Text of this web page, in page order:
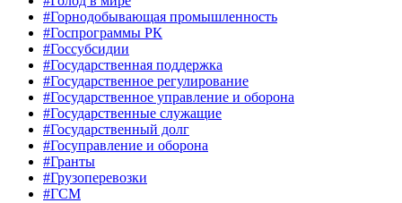
#Горнодобывающая промышленность
#Госпрограммы РК
#Госсубсидии
#Государственная поддержка
#Государственное регулирование
#Государственное управление и оборона
#Государственные служащие
#Государственный долг
#Госуправление и оборона
#Гранты
#Грузоперевозки
#ГСМ